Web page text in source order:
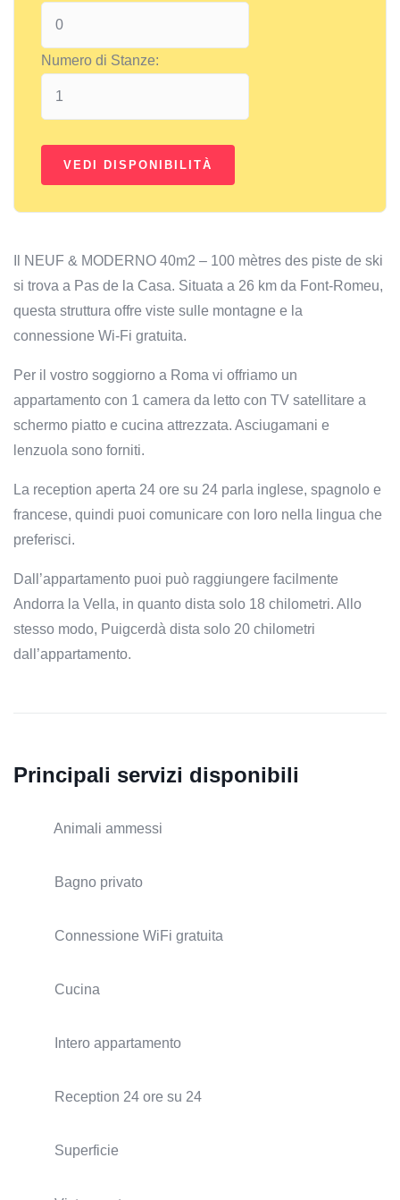
Numero di Stanze:
Il NEUF & MODERNO 40m2 – 100 mètres des piste de ski
si trova a Pas de la Casa. Situata a 26 km da Font-Romeu,
questa struttura offre viste sulle montagne e la
connessione Wi-Fi gratuita.
Per il vostro soggiorno a Roma vi offriamo un
appartamento con 1 camera da letto con TV satellitare a
schermo piatto e cucina attrezzata. Asciugamani e
lenzuola sono forniti.
La reception aperta 24 ore su 24 parla inglese, spagnolo e
francese, quindi puoi comunicare con loro nella lingua che
preferisci.
Dall’appartamento puoi può raggiungere facilmente
Andorra la Vella, in quanto dista solo 18 chilometri. Allo
stesso modo, Puigcerdà dista solo 20 chilometri
dall’appartamento.
Principali servizi disponibili
Animali ammessi
Bagno privato
Connessione WiFi gratuita
Cucina
Intero appartamento
Reception 24 ore su 24
Superficie